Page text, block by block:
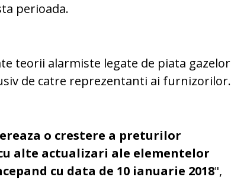
perioada.
teorii alarmiste legate de piata gazelor
de catre reprezentanti ai furnizorilor.
o crestere a preturilor
alte actualizari ale elementelor
cu data de 10 ianuarie 2018",